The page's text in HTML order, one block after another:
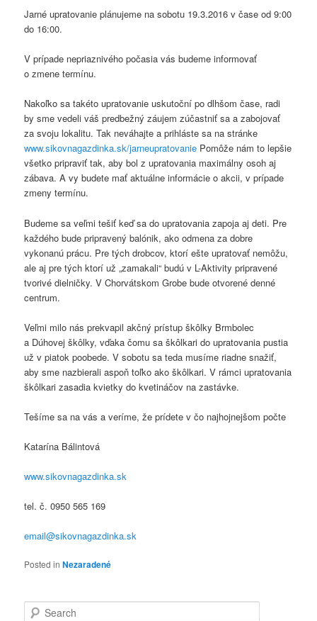
Jarné upratovanie plánujeme na sobotu 19.3.2016 v čase od 9:00
do 16:00.
V prípade nepriaznivého počasia vás budeme informovať
o zmene termínu.
Nakoľko sa takéto upratovanie uskutoční po dlhšom čase, radi
by sme vedeli váš predbežný záujem zúčastniť sa a zabojovať
za svoju lokalitu. Tak neváhajte a prihláste sa na stránke
www.sikovnagazdinka.sk/jarneupratovanie Pomôže nám to lepšie
všetko pripraviť tak, aby bol z upratovania maximálny osoh aj
zábava. A vy budete mať aktuálne informácie o akcii, v prípade
zmeny termínu.
Budeme sa veľmi tešiť keď sa do upratovania zapoja aj deti. Pre
každého bude pripravený balónik, ako odmena za dobre
vykonanú prácu. Pre tých drobcov, ktorí ešte upratovať nemôžu,
ale aj pre tých ktorí už „zamakali“ budú v L-Aktivity pripravené
tvorivé dielničky. V Chorvátskom Grobe bude otvorené denné
centrum.
Veľmi milo nás prekvapil akčný prístup škôlky Brmbolec
a Dúhovej škôlky, vďaka čomu sa škôlkari do upratovania pustia
už v piatok poobede. V sobotu sa teda musíme riadne snažiť,
aby sme nazbierali aspoň toľko ako škôlkari. V rámci upratovania
škôlkari zasadia kvietky do kvetináčov na zastávke.
Tešíme sa na vás a veríme, že prídete v čo najhojnejšom počte
Katarína Bálintová
www.sikovnagazdinka.sk
tel. č. 0950 565 169
email@sikovnagazdinka.sk
Posted in Nezaradené
Search